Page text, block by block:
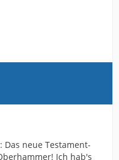
neue Testament-
Ich hab's